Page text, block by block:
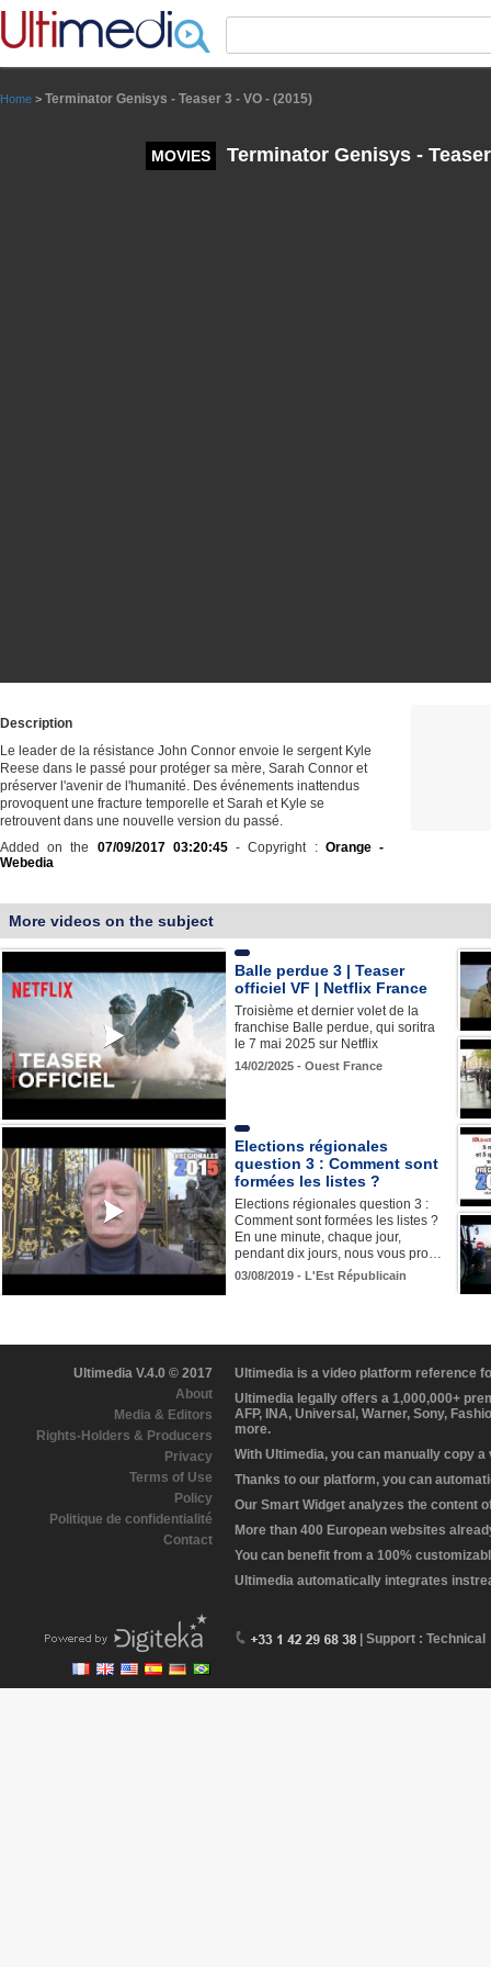
Home > Terminator Genisys - Teaser 3 - VO - (2015)
MOVIES Terminator Genisys -
Description
Le leader de la résistance John Connor envoie le sergent Kyle
Reese dans le passé pour protéger sa mère, Sarah Connor et
préserver l'avenir de l'humanité. Des événements inattendus
provoquent une fracture temporelle et Sarah et Kyle se
retrouvent dans une nouvelle version du passé.
Added on the 07/09/2017 03:20:45- Copyright : Orange -
Webedia
More videos on the subject
Balle perdue 3 | Teaser
officiel VF | Netflix France
Troisième et dernier volet de la
franchise Balle perdue, qui soritra
le 7 mai 2025 sur Netflix
14/02/2025 - Ouest France
Elections régionales
question 3 : Comment sont
formées les listes ?
Elections régionales question 3 :
Comment sont formées les listes ?
En une minute, chaque jour,
pendant dix jours, nous vous pro…
03/08/2019 - L'Est Républicain
Ultimedia V.4.0 © 2017
About
Media & Editors
Rights-Holders & Producers
Privacy
Terms of Use
Policy
Politique de confidentialité
Contact
Ultimedia is a video platform reference
Ultimedia legally offers a 1,000,000+
AFP, INA, Universal, Warner, Sony,
more.
With Ultimedia, you can manually copy
Thanks to our platform, you can
Our Smart Widget analyzes the content
More than 400 European websites
You can benefit from a 100%
Ultimedia automatically integrates
| Support : Technical
Panneau de gestion des cookies